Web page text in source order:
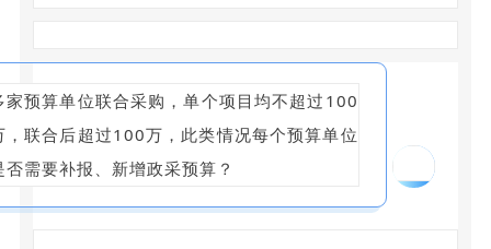
家预算单位联合采购，单个项目均不超过100
，联合后超过100万，此类情况每个预算单位
否需要补报、新增政采预算？